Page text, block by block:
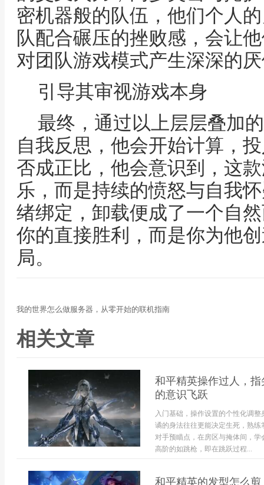
密机器般的队伍，他们个人
队配合碾压的挫败感，会让
对团队游戏模式产生深深的
引导其审视游戏本身
最终，通过以上层层叠加
自我反思，他会开始计算，
否成正比，他会意识到，这
乐，而是持续的愤怒与自我
绪绑定，卸载便成了一个自
你的直接胜利，而是你为他
局。
我的世界怎么做服务器，从零开始的联机指南
相关文章
和平精英操作过人，
的意识飞跃
入门基础，操作设置的个性化调
谲的身法往往更能决定生死，熟
对手预瞄点，在房区与掩体间，
高阶的如跳枪，即在跳跃过程...
和平精英的发型怎么